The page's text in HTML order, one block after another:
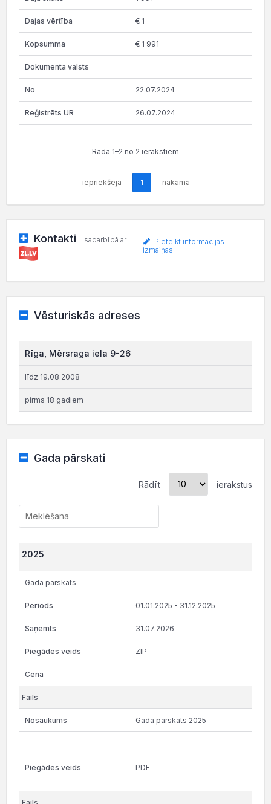
€ 1
€ 1 991
22.07.2024
26.07.2024
Rāda 1–2 no 2 ierakstiem
iepriekšējā 1 nākamā
Kontakti sadarbībā ar
Pieteikt informācijas
izmaiņas
Vēsturiskās adreses
Rīga, Mērsraga iela 9-26
līdz 19.08.2008
pirms 18 gadiem
Gada pārskati
Rādīt ierakstus
2025
Gada pārskats
01.01.2025 - 31.12.2025
31.07.2026
ZIP
Gada pārskats 2025
PDF